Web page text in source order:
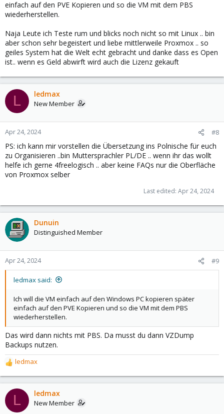
einfach auf den PVE Kopieren und so die VM mit dem PBS
wiederherstellen.
Naja Leute ich Teste rum und blicks noch nicht so mit Linux .. bin
aber schon sehr begeistert und liebe mittlerweile Proxmox .. so
geiles System hat die Welt echt gebracht und danke dass es Open
ist.. wenn es Geld abwirft wird auch die Lizenz gekauft
L ledmax
New Member
Apr 24, 2024 #8
PS: ich kann mir vorstellen die Übersetzung ins Polnische für euch
zu Organisieren ..bin Muttersprachler PL/DE .. wenn ihr das wollt
helfe ich gerne 4freelogisch .. aber keine FAQs nur die Oberfläche
von Proxmox selber
Last edited: Apr 24, 2024
Dunuin
Distinguished Member
Apr 24, 2024 #9
ledmax said:
Ich will die VM einfach auf den Windows PC kopieren später
einfach auf den PVE Kopieren und so die VM mit dem PBS
wiederherstellen.
Das wird dann nichts mit PBS. Da musst du dann VZDump
Backups nutzen.
R
e
a
c
t
ledmax
L ledmax
New Member